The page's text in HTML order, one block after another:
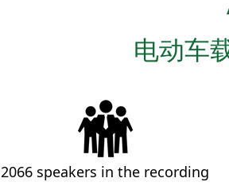
电动车
2066 speakers in the recording